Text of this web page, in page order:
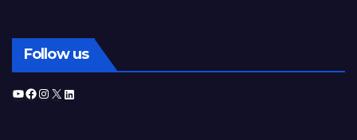
Follow us
YouTube
Facebook
Instagram
X LinkedIn